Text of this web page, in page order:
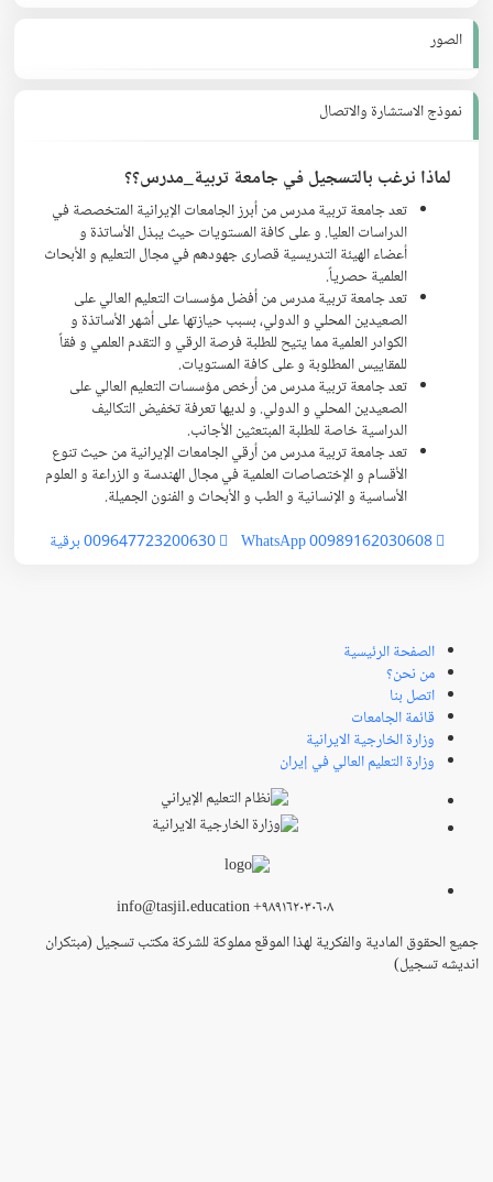
الصور
نموذج الاستشارة والاتصال
لماذا نرغب بالتسجيل في جامعة تربية_مدرس؟؟
تعد جامعة تربية مدرس من أبرز الجامعات الإيرانية المتخصصة في
الدراسات العليا. و على كافة المستويات حيث يبذل الأساتذة و
أعضاء الهيئة التدريسية قصارى جهودهم في مجال التعليم و الأبحاث
العلمية حصرياً.
تعد جامعة تربية مدرس من أفضل مؤسسات التعليم العالي على
الصعيدين المحلي و الدولي، بسبب حیازتها على أشهر الأساتذة و
الكوادر العلمية مما يتیح للطلبة فرصة الرقي و التقدم العلمي و فقاً
للمقاييس المطلوبة و على كافة المستويات.
تعد جامعة تربية مدرس من أرخص مؤسسات التعليم العالي على
الصعيدين المحلي و الدولي. و لديها تعرفة تخفیض التكالیف
الدراسية خاصة للطلبة المبتعثين الأجانب.
تعد جامعة تربية مدرس من أرقي الجامعات الإيرانية من حيث تنوع
الأقسام و الإختصاصات العلمیة في مجال الهندسة و الزراعة و العلوم
الأساسیة و الإنسانیة و الطب و الأبحاث و الفنون الجمیلة.
الصفحة الرئيسية
من نحن؟
اتصل بنا
قائمة الجامعات
وزارة الخارجية الايرانية
وزارة التعليم العالي في إيران
info@tasjil.education +۹۸۹۱۶۲۰۳۰۶۰۸
جميع الحقوق المادية والفكرية لهذا الموقع مملوكة للشركة مكتب تسجيل (مبتکران
اندیشه تسجیل)